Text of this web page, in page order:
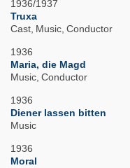
1936/1937
Truxa
Cast Music Conductor
1936
Maria, die Magd
Music Conductor
1936
Diener lassen bitten
Music
1936
Moral